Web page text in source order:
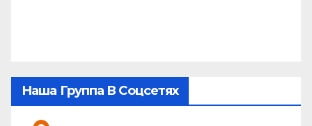
Наша Группа В Соцсетях